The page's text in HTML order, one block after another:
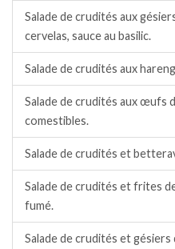
Salade de crudités aux
cervelas, sauce au basilic.
Salade de crudités aux
Salade de crudités aux œufs
comestibles.
Salade de crudités et
Salade de crudités et frites
fumé.
Salade de crudités et